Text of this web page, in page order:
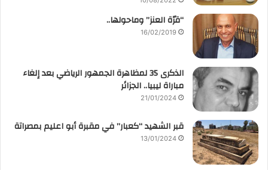
“قرّة العنز” وماحولها..
16/02/2019
الذكرى 35 لمظاهرة الجمهور الرياضي بعد إلغاء
مباراة ليبيا.. الجزائر
21/01/2024
قبر الشهيد “كعبار” في مقبرة أبو اعليم بمصراتة
13/01/2024